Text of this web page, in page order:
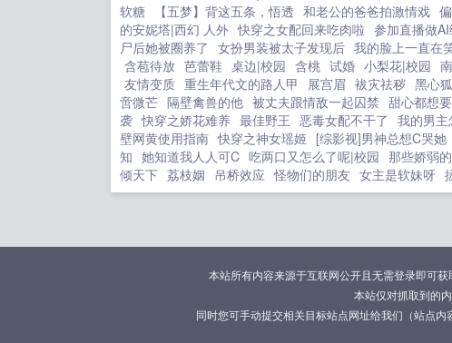
软糖
【五梦】背这五条，悟透 和老公的爸爸拍激情戏
的安妮塔|西幻 人外 快穿之女配回来吃肉啦 参加直播做
尸后她被圈养了 女扮男装被太子发现后 我的脸上一直在
含苞待放 芭蕾鞋 桌边|校园 含桃 试婚 小梨花|校园
友情变质 重生年代文的路人甲 展宫眉 袚灾祛秽 黑心
啻微芒 隔壁禽兽的他 被丈夫跟情敌一起囚禁 甜心都想要
袭 快穿之娇花难养 最佳野王 恶毒女配不干了 我的男主
壁网黄使用指南 快穿之神女瑶姬 [综影视]男神总想C哭她
知 她知道我人人可C 吃两口又怎么了呢|校园 那些娇弱
倾天下 荔枝姻 吊桥效应 怪物们的朋友 女主是软妹呀
本站所有内容来源于互联网公开且无需登录即可
本站仅对抓取到的
同时您可手动提交相关目标站点网址给我们（站点